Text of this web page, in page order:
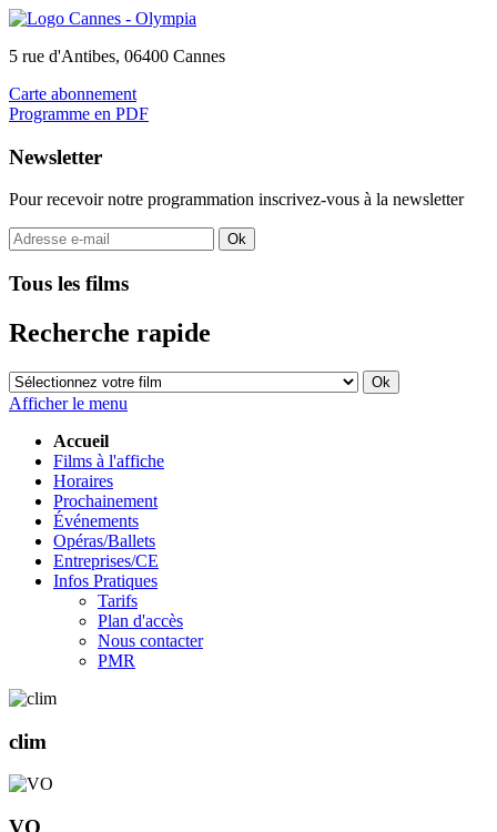
5 rue d'Antibes, 06400 Cannes
Carte abonnement
Programme en PDF
Newsletter
Pour recevoir notre programmation inscrivez-vous à la newsletter
Tous les films
Recherche rapide
Afficher le menu
Accueil
Films à l'affiche
Horaires
Prochainement
Événements
Opéras/Ballets
Entreprises/CE
Infos Pratiques
Tarifs
Plan d'accès
Nous contacter
PMR
clim
VO